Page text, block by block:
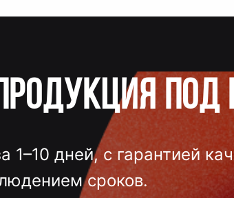
1–10 дней, с гарантией
сроков.